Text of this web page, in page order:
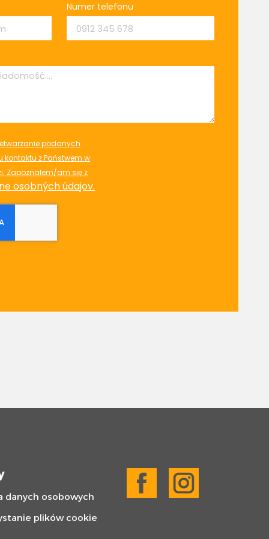
Numer telefonu
podanych
z Państwem w
Zapoznałem/am się z
osobných údajov.
danych osobowych
plików cookie